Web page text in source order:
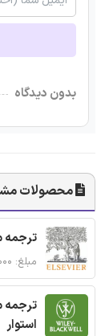
بدون دیدگاه
محصولات
ترجمه
مبلغ: ۱۲۸,۰۰۰ تومان
ترجمه
استوار